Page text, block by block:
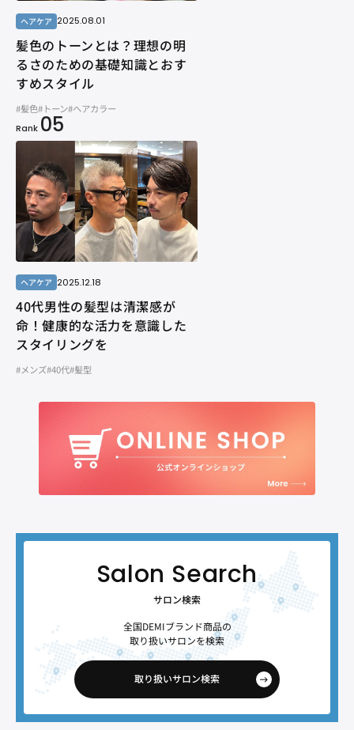
ヘアケア 2025.08.01
髪色のトーンとは？理想の明
るさのための基礎知識とおす
すめスタイル
#髪色#トーン#ヘアカラー
Rank 05
ヘアケア 2025.12.18
40代男性の髪型は清潔感が
命！健康的な活力を意識した
スタイリングを
#メンズ#40代#髪型
サロン検索
全国DEMIブランド商品の
取り扱いサロンを検索
取り扱いサロン検索